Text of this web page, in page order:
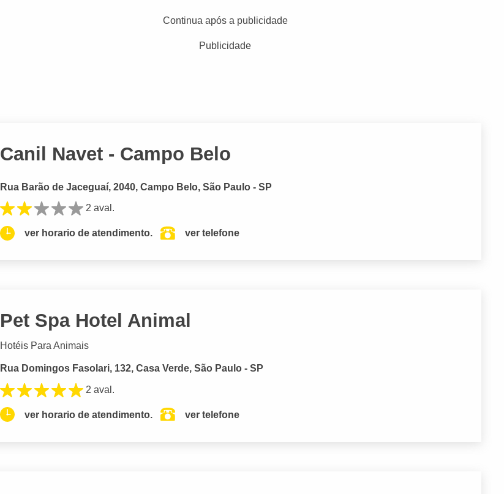
Continua após a publicidade
Publicidade
Canil Navet - Campo Belo
Rua Barão de Jaceguaí, 2040, Campo Belo, São Paulo - SP
2 aval.
ver horario de atendimento. ver telefone
Pet Spa Hotel Animal
Hotéis Para Animais
Rua Domingos Fasolari, 132, Casa Verde, São Paulo - SP
2 aval.
ver horario de atendimento. ver telefone